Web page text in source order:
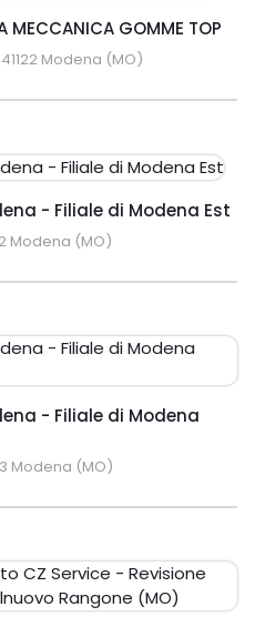
MECCANICA GOMME TOP
Modena (MO)
- Filiale di Modena Est
Modena (MO)
- Filiale di Modena
Modena (MO)